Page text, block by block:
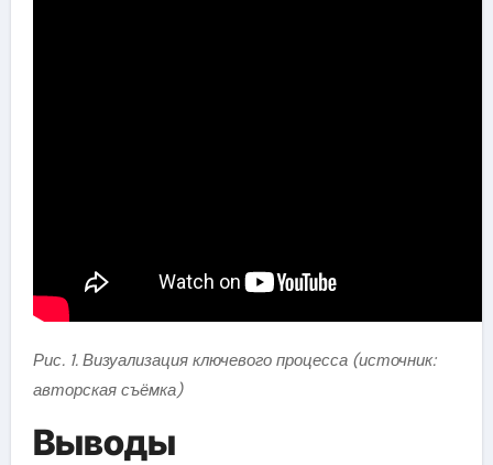
Рис. 1. Визуализация ключевого процесса (источник:
авторская съёмка)
Выводы